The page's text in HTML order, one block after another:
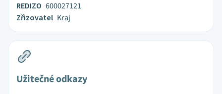
REDIZO 600027121
Zřizovatel Kraj
Užitečné odkazy